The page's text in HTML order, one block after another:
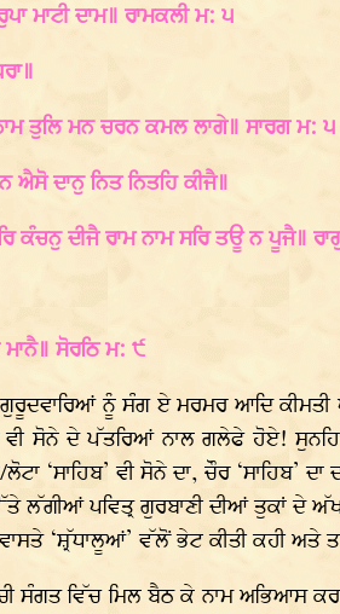
ਮਾਟੀ ਦਾਮ॥ ਰਾਮਕਲੀ ਮ: ੫
ਤੁਲਿ ਮਨ ਚਰਨ ਕਮਲ ਲਾਗੇ॥ ਸਾਰਗ ਮ: ੫
ਐਸੋ ਦਾਨੁ ਨਿਤ ਨਿਤਹਿ ਕੀਜੈ॥
ਦੀਜੈ ਰਾਮ ਨਾਮ ਸਰਿ ਤਊ ਨ ਪੂਜੈ॥
ਸੋਰਠਿ ਮ: ੯
ਨੂੰ ਸੰਗ ਏ ਮਰਮਰ ਆਦਿ
ਦੇ ਪੱਤਰਿਆਂ ਨਾਲ ਗਲੇਫੇ ਹੋਏ! ਸੁਨਹਿਰੀ
‘ਸਾਹਿਬ’ ਵੀ ਸੋਨੇ ਦਾ, ਚੌਰ
ਲੱਗੀਆਂ ਪਵਿਤ੍ਰ ਗੁਰਬਾਣੀ ਦੀਆਂ ਤੁਕਾਂ ਦੇ
ਵਾਸਤੇ ‘ਸ਼੍ਰੱਧਾਲੂਆਂ’ ਵੱਲੋਂ ਭੇਟ ਕੀਤੀ ਕਹੀ
ਸੰਗਤ ਵਿੱਚ ਮਿਲ ਬੈਠ ਕੇ ਨਾਮ ਅਭਿਆਸ